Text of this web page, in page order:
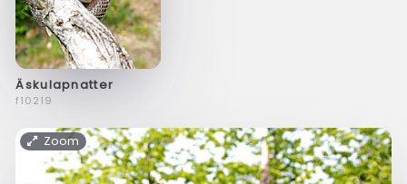
Äskulapnatter
f10219
Zoom